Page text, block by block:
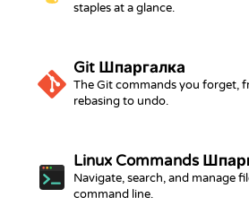
staples at a glance.
Git Шпаргалка
The Git commands you forget,
rebasing to undo.
Linux Commands
Navigate, search, and manage
command line.